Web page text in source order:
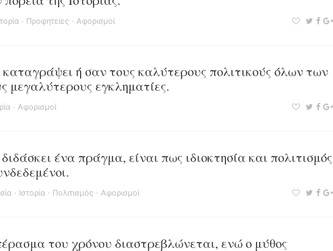
· Προφητείες · Αφορισμοί
ή σαν τους καλύτερους πολιτικούς όλων των
μεγαλύτερους εγκληματίες.
· Αφορισμοί
ένα πράγμα, είναι πως ιδιοκτησία και πολιτισμός
· Ιστορία · Πολιτισμός · Αφορισμοί
του χρόνου διαστρεβλώνεται, ενώ ο μύθος